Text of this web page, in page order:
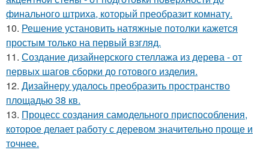
финального штриха, который преобразит комнату.
10. Решение установить натяжные потолки кажется
простым только на первый взгляд.
11. Создание дизайнерского стеллажа из дерева - от
первых шагов сборки до готового изделия.
12. Дизайнеру удалось преобразить пространство
площадью 38 кв.
13. Процесс создания самодельного приспособления,
которое делает работу с деревом значительно проще и
точнее.